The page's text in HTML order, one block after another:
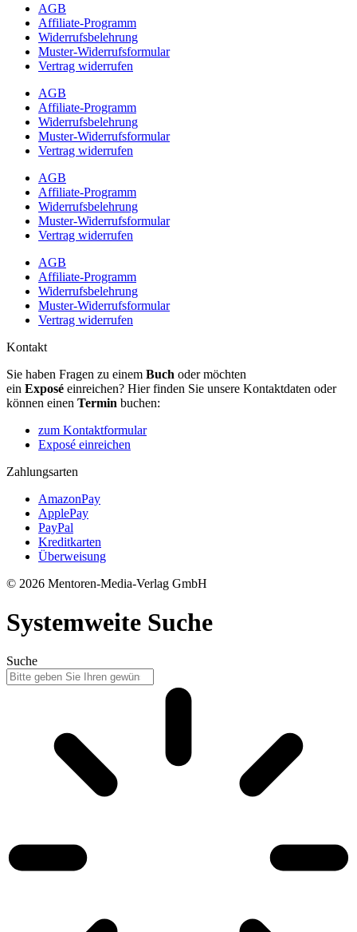
AGB
Affiliate-Programm
Widerrufsbelehrung
Muster-Widerrufsformular
Vertrag widerrufen
AGB
Affiliate-Programm
Widerrufsbelehrung
Muster-Widerrufsformular
Vertrag widerrufen
AGB
Affiliate-Programm
Widerrufsbelehrung
Muster-Widerrufsformular
Vertrag widerrufen
AGB
Affiliate-Programm
Widerrufsbelehrung
Muster-Widerrufsformular
Vertrag widerrufen
Kontakt
Sie haben Fragen zu einem Buch oder möchten
ein Exposé einreichen? Hier finden Sie unsere Kontaktdaten oder
können einen Termin buchen:
zum Kontaktformular
Exposé einreichen
Zahlungsarten
AmazonPay
ApplePay
PayPal
Kreditkarten
Überweisung
© 2026 Mentoren-Media-Verlag GmbH
Systemweite Suche
Suche